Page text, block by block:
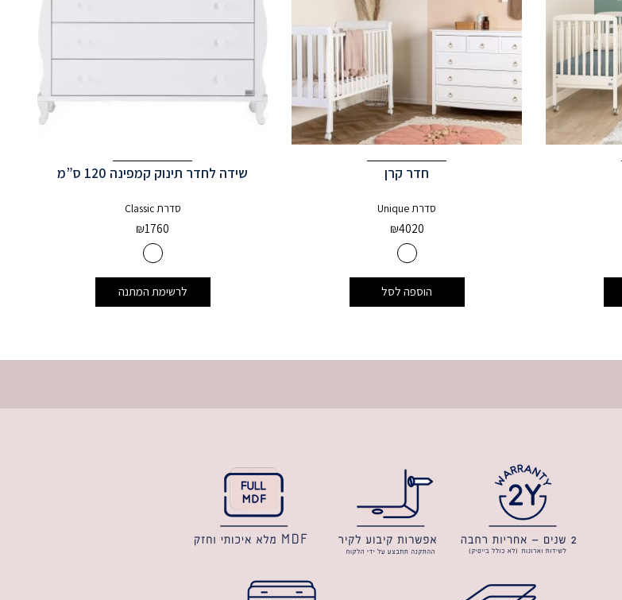
חדר קרן
סדרת Unique
₪4020
הוספה לסל
שידה לחדר תינוק קמפינה 120 ס”מ
סדרת Classic
₪1760
לרשימת המתנה